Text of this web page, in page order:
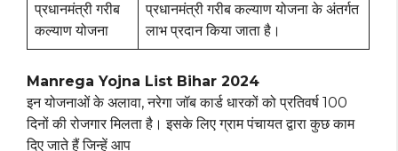
प्रधानमंत्री गरीब
कल्याण योजना
प्रधानमंत्री गरीब कल्याण योजना के अंतर्गत
लाभ प्रदान किया जाता है।
Manrega Yojna List Bihar 2024
इन योजनाओं के अलावा, नरेगा जॉब कार्ड धारकों को प्रतिवर्ष 100
दिनों की रोजगार मिलता है। इसके लिए ग्राम पंचायत द्वारा कुछ काम
दिए जाते हैं जिन्हें आप